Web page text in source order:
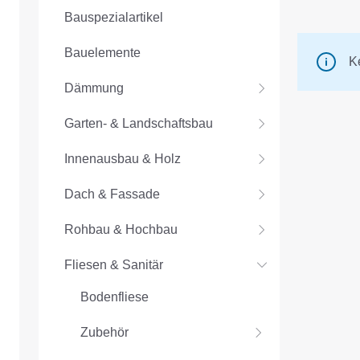
Bauspezialartikel
Bauelemente
Dämmung
Garten- & Landschaftsbau
Innenausbau & Holz
Dach & Fassade
Rohbau & Hochbau
Fliesen & Sanitär
Bodenfliese
Zubehör